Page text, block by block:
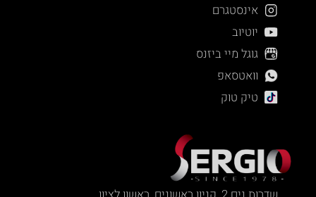
אינסטגרם
יוטיוב
גוגל מיי ביזנס
וואטסאפ
טיק טוק